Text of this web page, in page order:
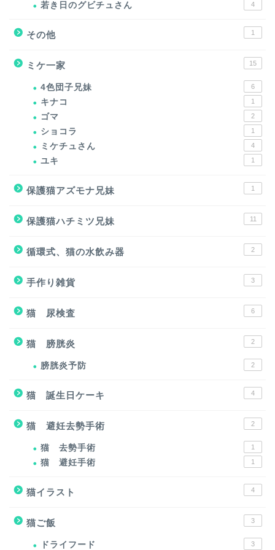
若き日のグビチュさん 4
その他 1
ミケ一家 15
4色団子兄妹 6
キナコ 1
ゴマ 2
ショコラ 1
ミケチュさん 4
ユキ 1
保護猫アズモナ兄妹 1
保護猫ハチミツ兄妹 11
循環式、猫の水飲み器 2
手作り雑貨 3
猫 尿検査 6
猫 膀胱炎 2
膀胱炎予防 2
猫 誕生日ケーキ 4
猫 避妊去勢手術 2
猫 去勢手術 1
猫 避妊手術 1
猫イラスト 4
猫ご飯 3
ドライフード 3